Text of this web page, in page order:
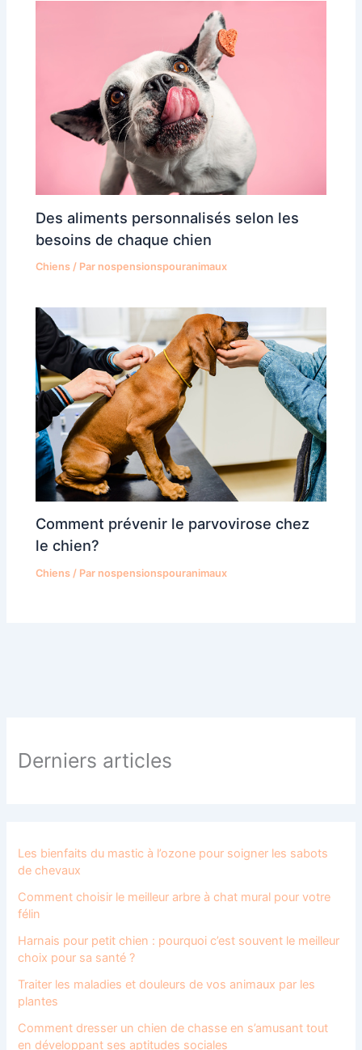
Des aliments personnalisés selon les
besoins de chaque chien
Chiens / Par nospensionspouranimaux
Comment prévenir le parvovirose chez
le chien?
Chiens / Par nospensionspouranimaux
Derniers articles
Les bienfaits du mastic à l’ozone pour soigner les sabots
de chevaux
Comment choisir le meilleur arbre à chat mural pour votre
félin
Harnais pour petit chien : pourquoi c’est souvent le meilleur
choix pour sa santé ?
Traiter les maladies et douleurs de vos animaux par les
plantes
Comment dresser un chien de chasse en s’amusant tout
en développant ses aptitudes sociales